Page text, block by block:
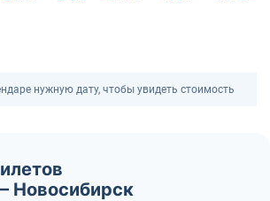
нужную дату, чтобы увидеть стоимость
Новосибирск